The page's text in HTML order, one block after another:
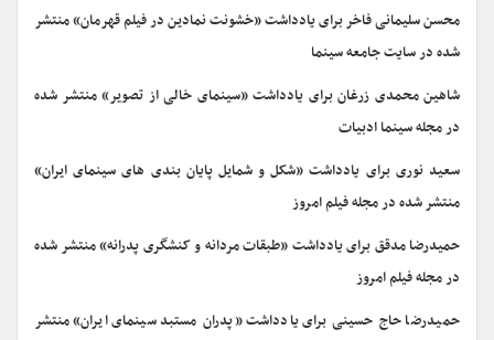
محسن سلیمانی فاخر برای یادداشت «خشونت نمادین در فیلم قهرمان» منتشر
شده در سایت جامعه سینما
شاهین محمدی زرغان برای یادداشت «سینمای خالی از تصویر» منتشر شده
در مجله سینما ادبیات
سعید نوری برای یادداشت «شکل و شمایل پایان بندی های سینمای ایران»
منتشر شده در مجله فیلم امروز
حمیدرضا مدقق برای یادداشت «طبقات مردانه و کنشگری پدرانه» منتشر شده
در مجله فیلم امروز
حمیدرضا حاج حسینی برای یادداشت «پدران مستبد سینمای ایران» منتشر